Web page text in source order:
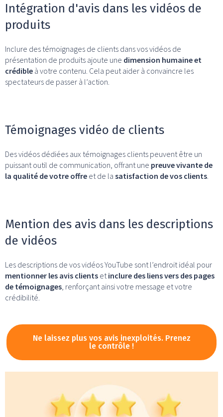
Intégration d'avis dans les vidéos de
produits
Inclure des témoignages de clients dans vos vidéos de
présentation de produits ajoute une dimension humaine et
crédible à votre contenu. Cela peut aider à convaincre les
spectateurs de passer à l’action.
Témoignages vidéo de clients
Des vidéos dédiées aux témoignages clients peuvent être un
puissant outil de communication, offrant une preuve vivante de
la qualité de votre offre et de la satisfaction de vos clients.
Mention des avis dans les descriptions
de vidéos
Les descriptions de vos vidéos YouTube sont l’endroit idéal pour
mentionner les avis clients etinclure des liens vers des pages
de témoignages, renforçant ainsi votre message et votre
crédibilité.
Ne laissez plus vos avis inexploités. Prenez
le contrôle !